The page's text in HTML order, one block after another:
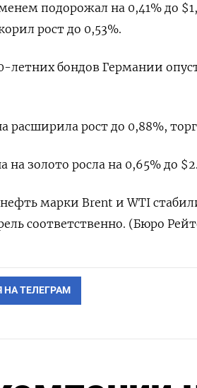
подорожал на 0,41% до
рост до 0,53%​​.
летних бондов Германии
расширила рост до 0,88%,
на золото росла на 0,65% до
марки Brent и WTI
соответственно. (Бюро
НА ТЕЛЕГРАМ